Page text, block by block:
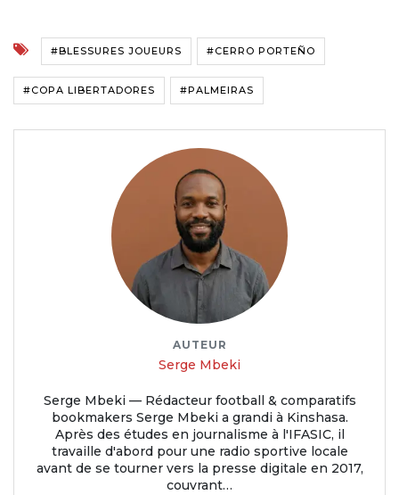
#BLESSURES JOUEURS #CERRO PORTEÑO
#COPA LIBERTADORES #PALMEIRAS
AUTEUR
Serge Mbeki
Serge Mbeki — Rédacteur football & comparatifs
bookmakers Serge Mbeki a grandi à Kinshasa.
Après des études en journalisme à l'IFASIC, il
travaille d'abord pour une radio sportive locale
avant de se tourner vers la presse digitale en 2017,
couvrant…